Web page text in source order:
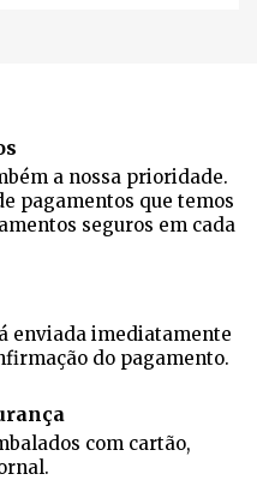
a nossa prioridade.
pagamentos que temos
seguros em cada
enviada imediatamente
do pagamento.
com cartão,